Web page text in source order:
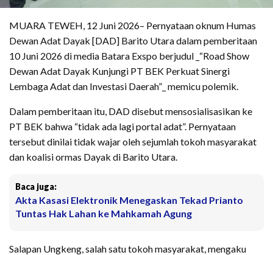
MUARA TEWEH, 12 Juni 2026– Pernyataan oknum Humas
Dewan Adat Dayak [DAD] Barito Utara dalam pemberitaan
10 Juni 2026 di media Batara Exspo berjudul _“Road Show
Dewan Adat Dayak Kunjungi PT BEK Perkuat Sinergi
Lembaga Adat dan Investasi Daerah”_ memicu polemik.
Dalam pemberitaan itu, DAD disebut mensosialisasikan ke
PT BEK bahwa “tidak ada lagi portal adat”. Pernyataan
tersebut dinilai tidak wajar oleh sejumlah tokoh masyarakat
dan koalisi ormas Dayak di Barito Utara.
Baca juga:
Akta Kasasi Elektronik Menegaskan Tekad Prianto
Tuntas Hak Lahan ke Mahkamah Agung
Salapan Ungkeng, salah satu tokoh masyarakat, mengaku